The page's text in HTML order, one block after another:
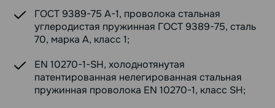
ГОСТ 9389-75 А-1, проволока стальная
углеродистая пружинная ГОСТ 9389-75, сталь
70, марка А, класс 1;
EN 10270-1-SH, холоднотянутая
патентированная нелегированная стальная
пружинная проволока EN 10270-1, класс SH;